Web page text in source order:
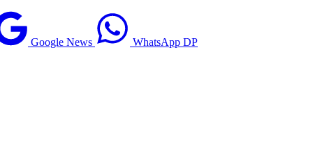
Google News WhatsApp DP